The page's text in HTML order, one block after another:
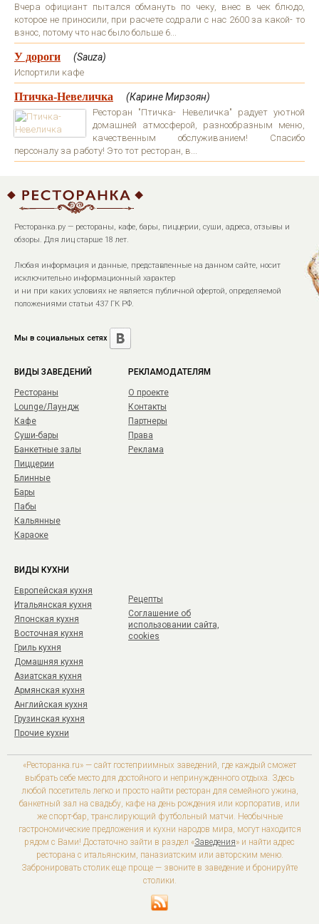
Вчера официант пытался обмануть по чеку, внес в чек блюдо,
которое не приносили, при расчете содрали с нас 2600 за какой- то
взнос, потому что нас было больше 6...
У дороги (Sauza)
Испортили кафе
Птичка-Невеличка (Карине Мирзоян)
Ресторан "Птичка- Невеличка" радует уютной
домашней атмосферой, разнообразным меню,
качественным обслуживанием! Спасибо
персоналу за работу! Это тот ресторан, в...
Ресторанка.ру — рестораны, кафе, бары, пиццерии, суши, адреса, отзывы и
обзоры. Для лиц старше 18 лет.
Любая информация и данные, представленные на данном сайте, носит
исключительно информационный характер
и ни при каких условиях не является публичной офертой, определяемой
положениями статьи 437 ГК РФ.
Мы в социальных сетях
ВИДЫ ЗАВЕДЕНИЙ
Рестораны
Lounge/Лаундж
Кафе
Суши-бары
Банкетные залы
Пиццерии
Блинные
Бары
Пабы
Кальянные
Караоке
РЕКЛАМОДАТЕЛЯМ
О проекте
Контакты
Партнеры
Права
Реклама
ВИДЫ КУХНИ
Европейская кухня
Итальянская кухня
Японская кухня
Восточная кухня
Гриль кухня
Домашняя кухня
Азиатская кухня
Армянская кухня
Английская кухня
Грузинская кухня
Прочие кухни
Рецепты
Соглашение об
использовании сайта,
cookies
«Ресторанка.ru» — сайт гостеприимных заведений, где каждый сможет
выбрать себе место для достойного и непринужденного отдыха. Здесь
любой посетитель легко и просто найти ресторан для семейного ужина,
банкетный зал на свадьбу, кафе на день рождения или корпоратив, или
же спорт-бар, транслирующий футбольный матчи. Необычные
гастрономические предложения и кухни народов мира, могут находится
рядом с Вами! Достаточно зайти в раздел «Заведения» и найти адрес
ресторана с итальянским, паназиатским или авторским меню.
Забронировать столик еще проще — звоните в заведение и бронируйте
столики.